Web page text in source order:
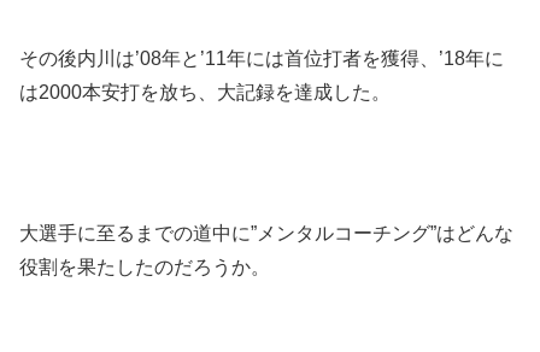
その後内川は’08年と’11年には首位打者を獲得、’18年に
は2000本安打を放ち、大記録を達成した。
大選手に至るまでの道中に”メンタルコーチング”はどんな
役割を果たしたのだろうか。